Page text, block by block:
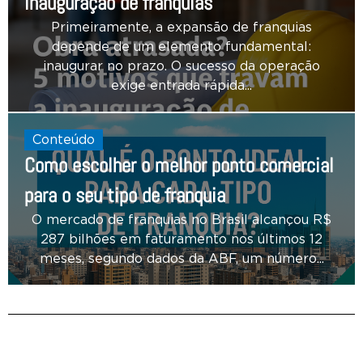
Primeiramente, a expansão de franquias
depende de um elemento fundamental:
inaugurar no prazo. O sucesso da operação
exige entrada rápida...
Conteúdo
Como escolher o melhor ponto comercial
para o seu tipo de franquia
O mercado de franquias no Brasil alcançou R$
287 bilhões em faturamento nos últimos 12
meses, segundo dados da ABF, um número...